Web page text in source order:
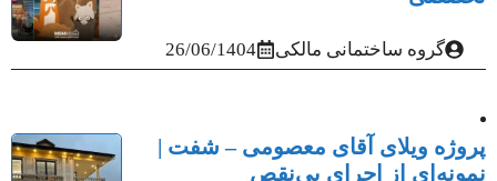
26/06/1404 گروه ساختمانی مالکی
پروژه ویلای آقای معصومی – شفت |
نمونه‌ای از اجرای بی‌نقص